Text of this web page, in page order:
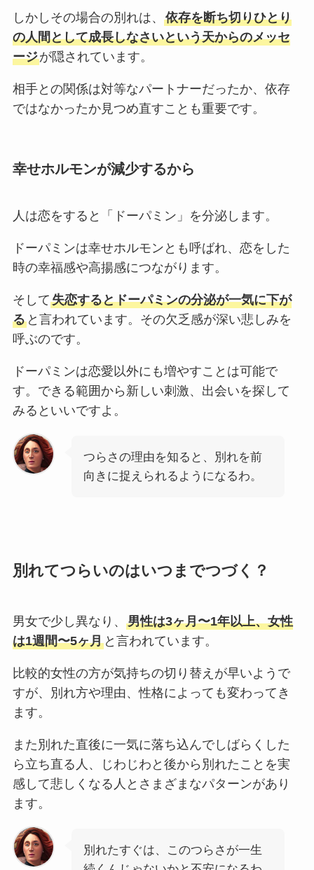
しかしその場合の別れは、 依存を断ち切りひとり
の人間として成長しなさいという天からのメッセ
ージが隠されています。
相手との関係は対等なパートナーだったか、依存
ではなかったか見つめ直すことも重要です。
幸せホルモンが減少するから
人は恋をすると「ドーパミン」を分泌します。
ドーパミンは幸せホルモンとも呼ばれ、恋をした
時の幸福感や高揚感につながります。
そして失恋するとドーパミンの分泌が一気に下が
ると言われています。その欠乏感が深い悲しみを
呼ぶのです。
ドーパミンは恋愛以外にも増やすことは可能で
す。できる範囲から新しい刺激、出会いを探して
みるといいですよ。
つらさの理由を知ると、別れを前
向きに捉えられるようになるわ。
別れてつらいのはいつまでつづく？
男女で少し異なり、 男性は3ヶ月〜1年以上、女性
は1週間〜5ヶ月と言われています。
比較的女性の方が気持ちの切り替えが早いようで
すが、別れ方や理由、性格によっても変わってき
ます。
また別れた直後に一気に落ち込んでしばらくした
ら立ち直る人、じわじわと後から別れたことを実
感して悲しくなる人とさまざまなパターンがあり
ます。
別れたすぐは、このつらさが一生